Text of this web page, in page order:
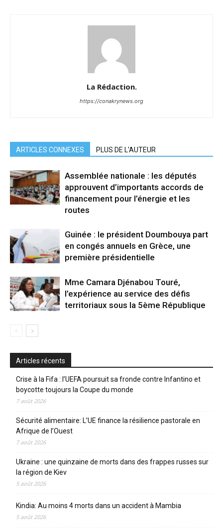
La Rédaction.
https://conakrynews.org
ARTICLES CONNEXES PLUS DE L'AUTEUR
Assemblée nationale : les députés
approuvent d’importants accords de
financement pour l’énergie et les
routes
Guinée : le président Doumbouya part
en congés annuels en Grèce, une
première présidentielle
Mme Camara Djénabou Touré,
l’expérience au service des défis
territoriaux sous la 5ème République
Articles récents
Crise à la Fifa : l’UEFA poursuit sa fronde contre Infantino et
boycotte toujours la Coupe du monde
7 août 2026
Sécurité alimentaire: L’UE finance la résilience pastorale en
Afrique de l’Ouest
7 août 2026
Ukraine : une quinzaine de morts dans des frappes russes sur
la région de Kiev
5 août 2026
Kindia: Au moins 4 morts dans un accident à Mambia
5 août 2026